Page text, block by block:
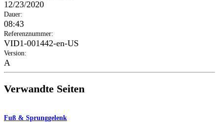
12/23/2020
Dauer:
08:43
Referenznummer:
VID1-001442-en-US
Version:
A
Verwandte Seiten
Fuß & Sprunggelenk